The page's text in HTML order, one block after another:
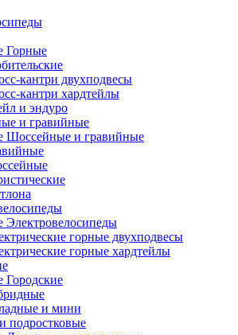
Горные
кантри двухподвесы
кантри хардтейлы
и эндуро
и гравийные
Шоссейные и гравийные
Электровелосипеды
горные двухподвесы
горные хардтейлы
Городские
и мини
подростковые